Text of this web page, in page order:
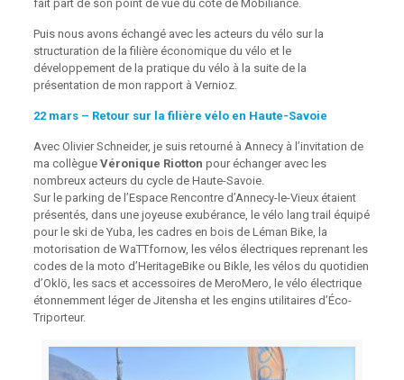
fait part de son point de vue du côté de Mobiliance.
Puis nous avons échangé avec les acteurs du vélo sur la
structuration de la filière économique du vélo et le
développement de la pratique du vélo à la suite de la
présentation de mon rapport à Vernioz.
22 mars – Retour sur la filière vélo en Haute-Savoie
Avec Olivier Schneider, je suis retourné à Annecy à l’invitation de
ma collègue Véronique Riotton pour échanger avec les
nombreux acteurs du cycle de Haute-Savoie.
Sur le parking de l’Espace Rencontre d’Annecy-le-Vieux étaient
présentés, dans une joyeuse exubérance, le vélo lang trail équipé
pour le ski de Yuba, les cadres en bois de Léman Bike, la
motorisation de WaTTfornow, les vélos électriques reprenant les
codes de la moto d’HeritageBike ou Bikle, les vélos du quotidien
d’Oklö, les sacs et accessoires de MeroMero, le vélo électrique
étonnemment léger de Jitensha et les engins utilitaires d’Éco-
Triporteur.